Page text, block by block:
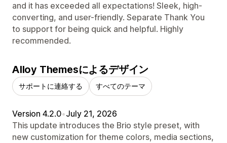
and it has exceeded all expectations! Sleek, high-
converting, and user-friendly. Separate Thank You
to support for being quick and helpful. Highly
recommended.
Alloy Themesによるデザイン
サポートに連絡する すべてのテーマ
Version 4.2.0•July 21, 2026
This update introduces the Brio style preset, with
new customization for theme colors, media sections,